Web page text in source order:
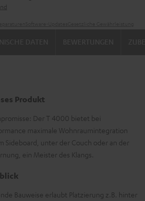
Produkt
Der T 4000 bietet bei
maximale Wohnraumintegration
Sideboard, unter der Couch oder an der
ein Meister des Klangs.
Bauweise erlaubt Platzierung z.B. hinter